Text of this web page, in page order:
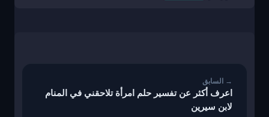
اعرف أكثر عن تفسير حلم امرأة تلاحقني في المنام
لابن سيرين